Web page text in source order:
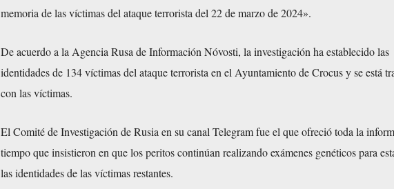
memoria de las víctimas del ataque terrorista del 22 de marzo de 2024».
De acuerdo a la Agencia Rusa de Información Nóvosti, la investigación ha establecido las
identidades de 134 víctimas del ataque terrorista en el Ayuntamiento de Crocus y se está
con las víctimas.
El Comité de Investigación de Rusia en su canal Telegram fue el que ofreció toda la
tiempo que insistieron en que los peritos continúan realizando exámenes genéticos para
las identidades de las víctimas restantes.